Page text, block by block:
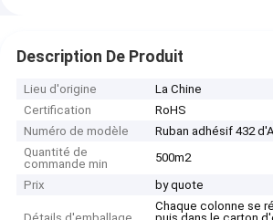
Description De Produit
Lieu d'origine
La Chine
Certification
RoHS
Numéro de modèle
Ruban adhésif 432
Quantité de
commande min
500m2
Prix
by quote
Chaque colonne se